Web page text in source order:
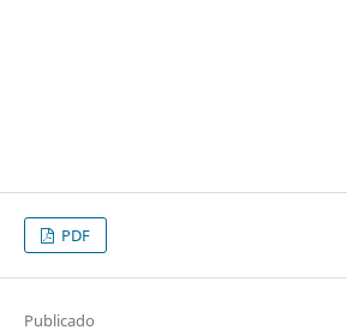
PDF
Publicado